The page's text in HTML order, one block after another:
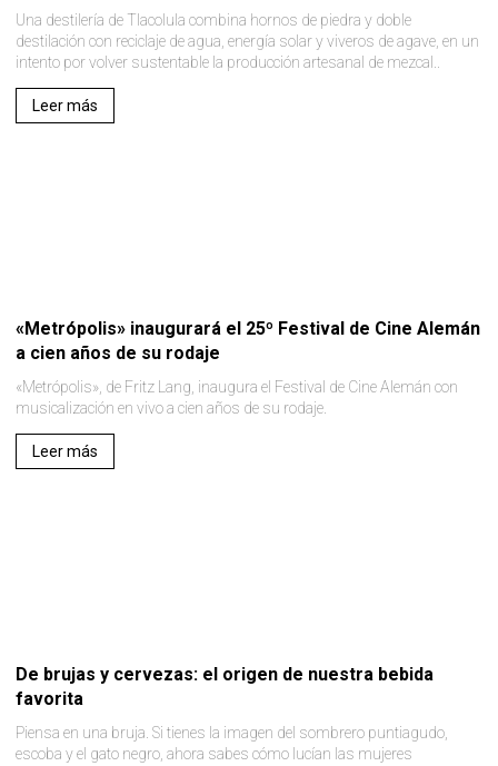
Una destilería de Tlacolula combina hornos de piedra y doble
destilación con reciclaje de agua, energía solar y viveros de agave, en un
intento por volver sustentable la producción artesanal de mezcal..
Leer más
«Metrópolis» inaugurará el 25º Festival de Cine Alemán
a cien años de su rodaje
«Metrópolis», de Fritz Lang, inaugura el Festival de Cine Alemán con
musicalización en vivo a cien años de su rodaje.
Leer más
De brujas y cervezas: el origen de nuestra bebida
favorita
Piensa en una bruja. Si tienes la imagen del sombrero puntiagudo,
escoba y el gato negro, ahora sabes cómo lucían las mujeres